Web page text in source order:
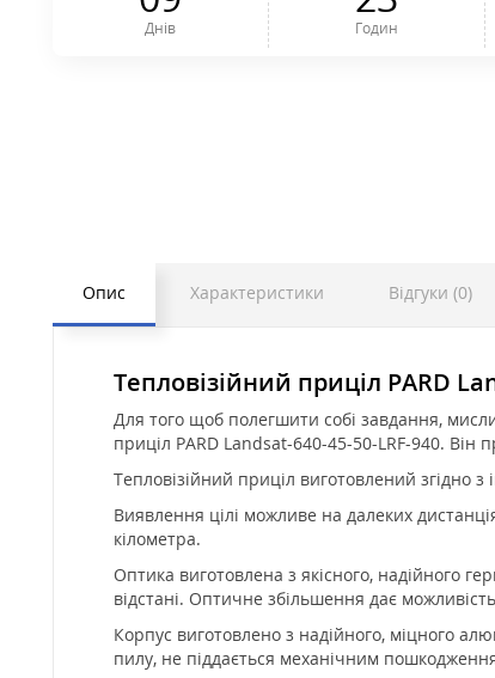
Днів Годин
Опис Характеристики Відгуки (0)
Тепловізійний приціл PARD
Для того щоб полегшити собі завдання,
приціл PARD Landsat-640-45-50-LRF-940. Він
Тепловізійний приціл виготовлений згідно
Виявлення цілі можливе на далеких
кілометра.
Оптика виготовлена з якісного, надійного
відстані. Оптичне збільшення дає
Корпус виготовлено з надійного, міцного
пилу, не піддається механічним